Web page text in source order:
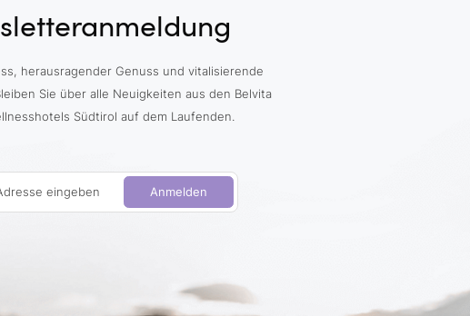
herausragender Genuss und vitalisierende
Sie über alle Neuigkeiten aus den Belvita
Südtirol auf dem Laufenden.
eingeben Anmelden